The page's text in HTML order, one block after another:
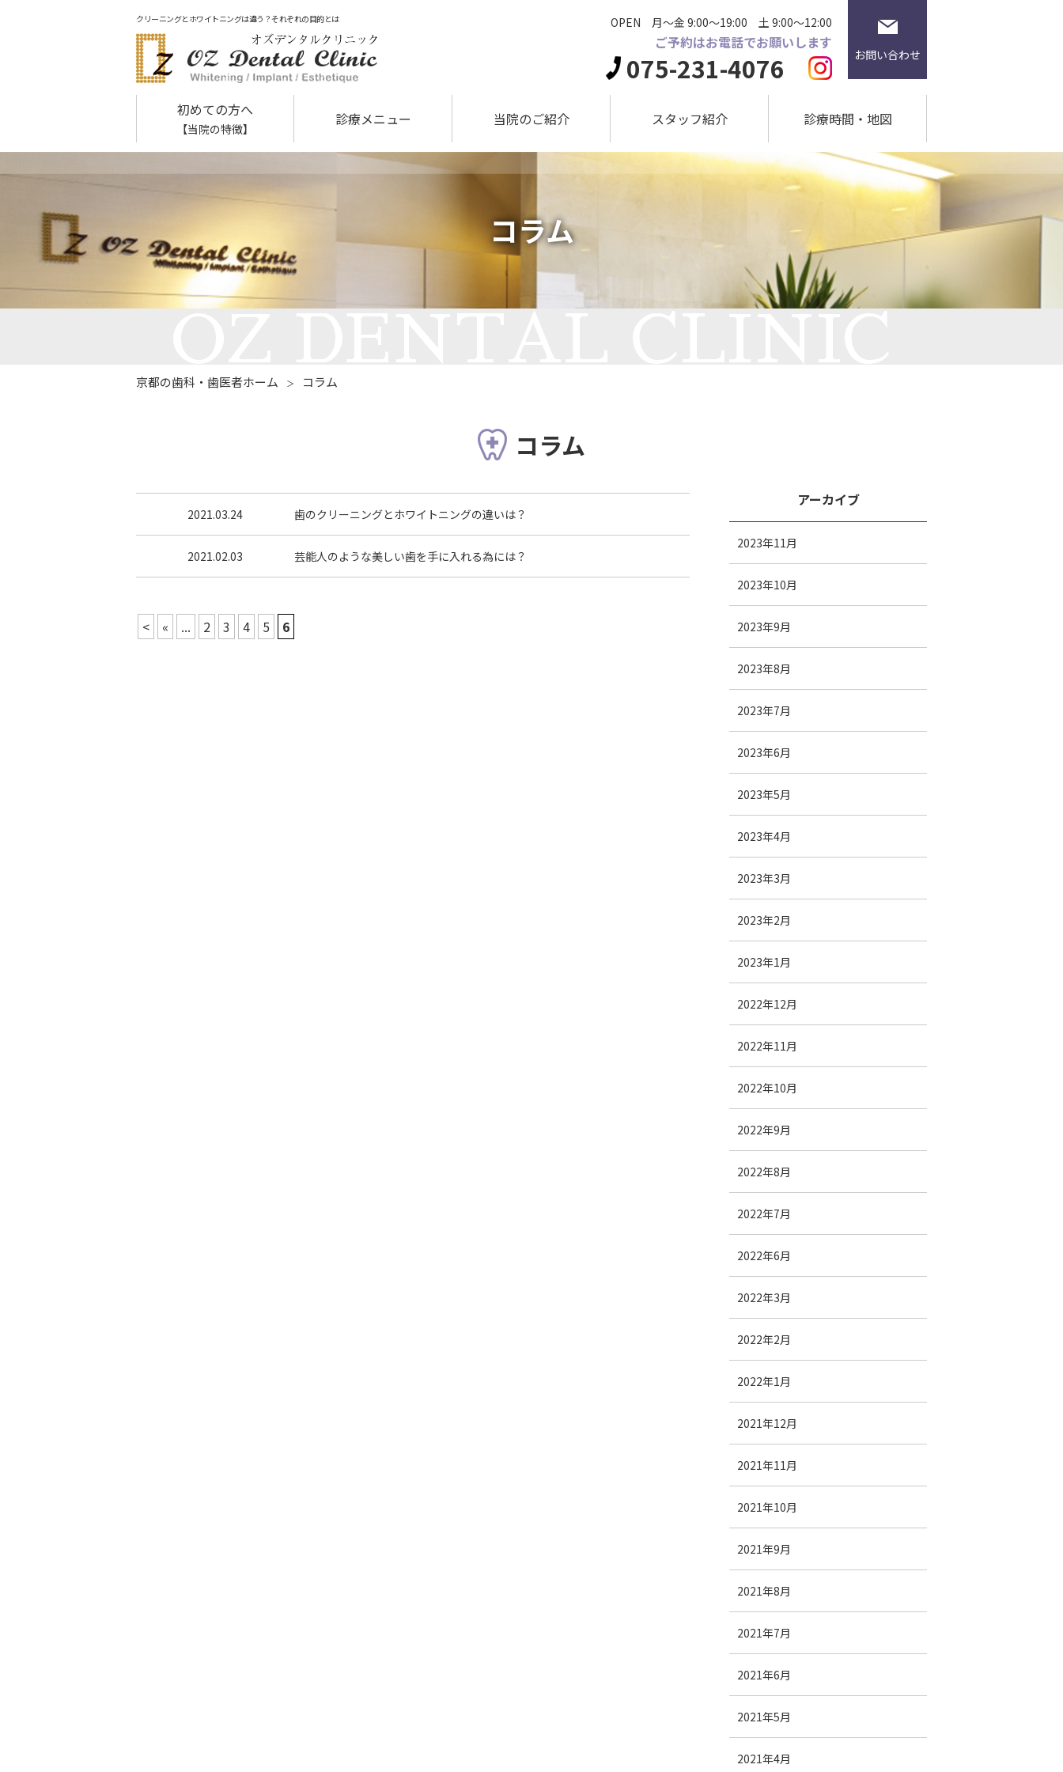
クリーニングとホワイトニングは違う？それぞれの目的とは OPEN 月～金 9:00～19:00 土 9:00～12:00
ご予約はお電話でお願いします
075-231-4076 お問い合わせ
初めての方へ
【当院の特徴】
診療メニュー 当院のご紹介 スタッフ紹介 診療時間・地図
コラム
京都の歯科・歯医者ホーム ＞ コラム
コラム
2021.03.24 歯のクリーニングとホワイトニングの違いは？
2021.02.03 芸能人のような美しい歯を手に入れる為には？
< « ... 2 3 4 5 6
アーカイブ
2023年11月
2023年10月
2023年9月
2023年8月
2023年7月
2023年6月
2023年5月
2023年4月
2023年3月
2023年2月
2023年1月
2022年12月
2022年11月
2022年10月
2022年9月
2022年8月
2022年7月
2022年6月
2022年3月
2022年2月
2022年1月
2021年12月
2021年11月
2021年10月
2021年9月
2021年8月
2021年7月
2021年6月
2021年5月
2021年4月